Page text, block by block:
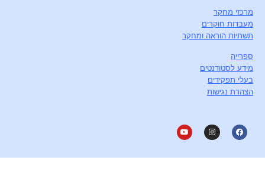
מרכזי מחקר
מעבדות חוקרים
תשתיות הוראה ומחקר
ספרייה
מידע לסטודנטים
בעלי תפקידים
הצהרת נגישות